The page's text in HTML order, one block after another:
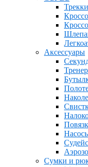
Аксессуары
Сумки и